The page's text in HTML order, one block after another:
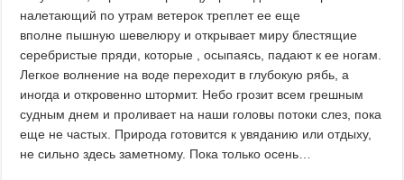
налетающий по утрам ветерок треплет ее еще
вполне пышную шевелюру и открывает миру блестящие
серебристые пряди, которые , осыпаясь, падают к ее ногам.
Легкое волнение на воде переходит в глубокую рябь, а
иногда и откровенно штормит. Небо грозит всем грешным
судным днем и проливает на наши головы потоки слез, пока
еще не частых. Природа готовится к увяданию или отдыху,
не сильно здесь заметному. Пока только осень…